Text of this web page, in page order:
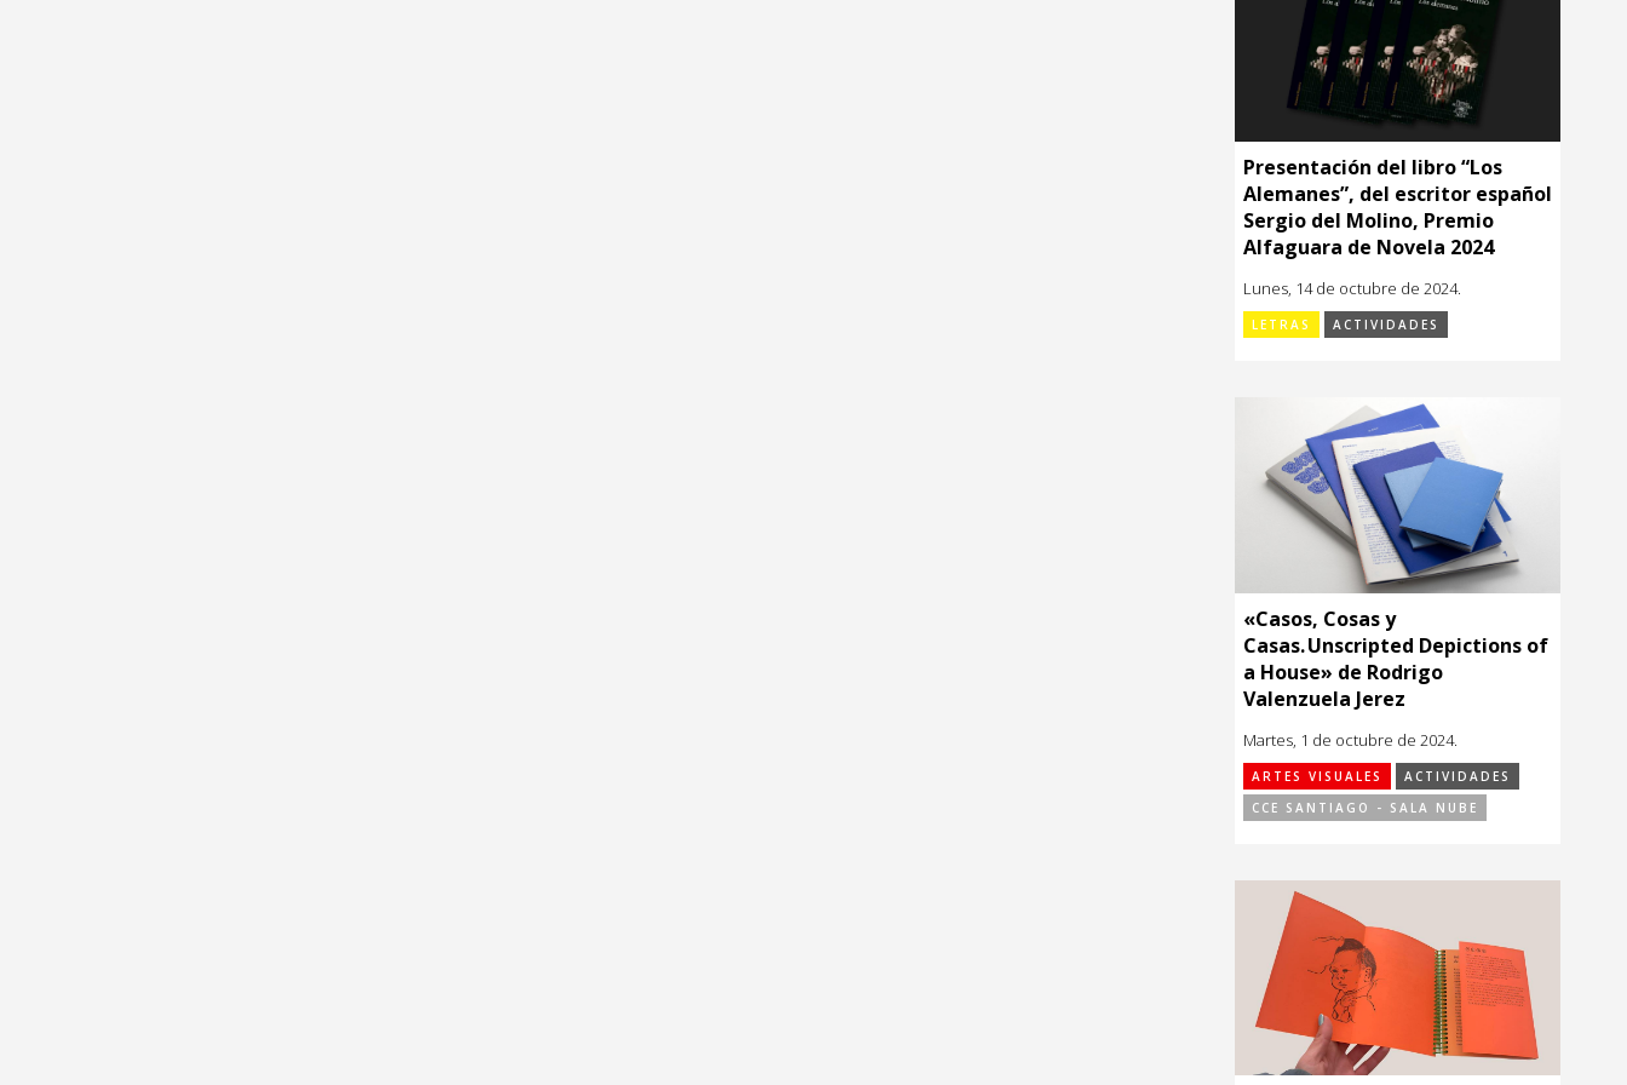
Presentación del libro “Los
Alemanes”, del escritor español
Sergio del Molino, Premio
Alfaguara de Novela 2024
Lunes, 14 de octubre de 2024.
LETRAS ACTIVIDADES
«Casos, Cosas y
Casas. Unscripted Depictions of
a House» de Rodrigo
Valenzuela Jerez
Martes, 1 de octubre de 2024.
ARTES VISUALES
ACTIVIDADES
CCE SANTIAGO - SALA NUBE